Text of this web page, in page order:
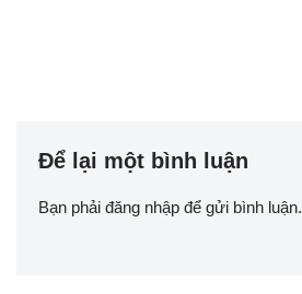
Để lại một bình luận
Bạn phải đăng nhập để gửi bình luận.